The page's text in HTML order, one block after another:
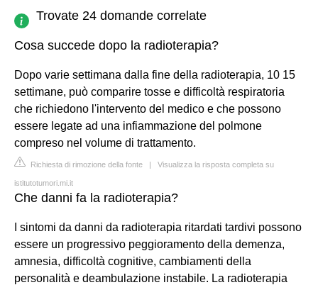
Trovate 24 domande correlate
Cosa succede dopo la radioterapia?
Dopo varie settimana dalla fine della radioterapia, 10 15
settimane, può comparire tosse e difficoltà respiratoria
che richiedono l'intervento del medico e che possono
essere legate ad una infiammazione del polmone
compreso nel volume di trattamento.
Richiesta di rimozione della fonte | Visualizza la risposta completa su
istitutotumori.mi.it
Che danni fa la radioterapia?
I sintomi da danni da radioterapia ritardati tardivi possono
essere un progressivo peggioramento della demenza,
amnesia, difficoltà cognitive, cambiamenti della
personalità e deambulazione instabile. La radioterapia